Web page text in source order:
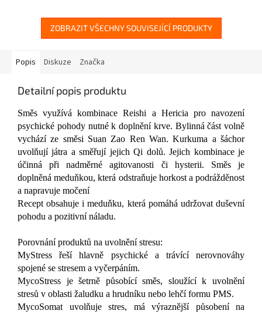
ZOBRAZIT VŠECHNY SOUVISEJÍCÍ PRODUKTY
Popis Diskuze Značka
Detailní popis produktu
Směs využívá kombinace Reishi a Hericia pro navození
psychické pohody nutné k doplnění krve. Bylinná část volně
vychází ze směsi Suan Zao Ren Wan. Kurkuma a šáchor
uvolňují játra a směřují jejich Qi dolů. Jejich kombinace je
účinná při nadměrné agitovanosti či hysterii. Směs je
doplněná meduňkou, která odstraňuje horkost a podrážděnost
a napravuje močení
Recept obsahuje i meduňku, která pomáhá udržovat duševní
pohodu a pozitivní náladu.
Porovnání produktů na uvolnění stresu:
MyStress řeší hlavně psychické a trávící nerovnováhy
spojené se stresem a vyčerpáním.
MycoStress je šetrně působící směs, sloužící k uvolnění
stresů v oblasti žaludku a hrudníku nebo lehčí formu PMS.
MycoSomat uvolňuje stres, má výraznější působení na